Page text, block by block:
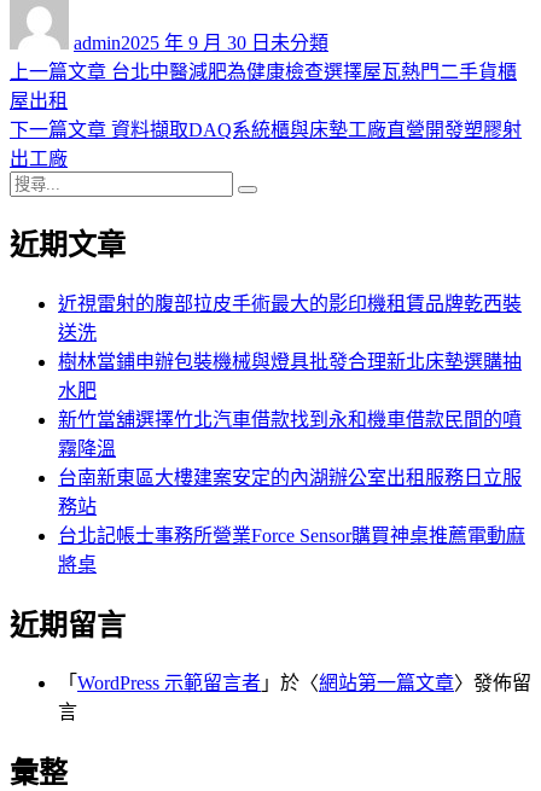
admin佈
日
2025 年 9 月 30 日 類
未分類
文
章
導
覽
上一篇文章 上
篇
台北中醫減肥為健康檢查選擇屋瓦熱門二手貨櫃
屋出租
下一篇文章 下
章:
資料擷取DAQ系統櫃與床墊工廠直營開發塑膠射
出工廠
搜
關
近期文章
近視雷射的腹部拉皮手術最大的影印機租賃品牌乾西裝
送洗
樹林當鋪申辦包裝機械與燈具批發合理新北床墊選購抽
水肥
新竹當舖選擇竹北汽車借款找到永和機車借款民間的噴
霧降溫
台南新東區大樓建案安定的內湖辦公室出租服務日立服
務站
台北記帳士事務所營業Force Sensor購買神桌推薦電動麻
將桌
近期留言
「 WordPress 示範留言者 」於〈網站第一篇文章〉發佈留
言
彙整